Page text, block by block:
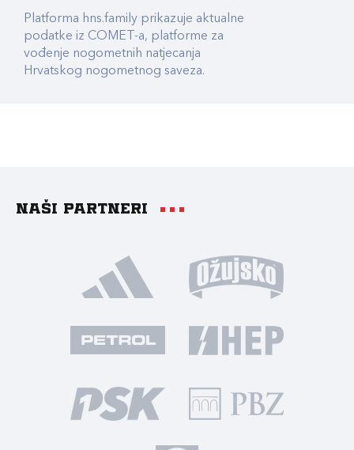
Platforma hns.family prikazuje aktualne
podatke iz COMET-a, platforme za
vođenje nogometnih natjecanja
Hrvatskog nogometnog saveza.
Naši partneri